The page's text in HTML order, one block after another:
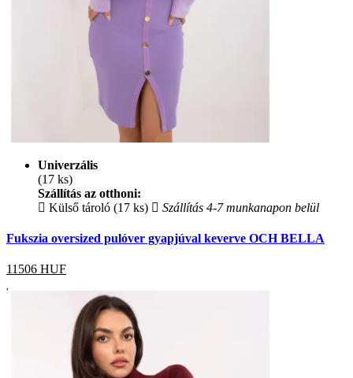
Univerzális
(17 ks)
Szállítás az otthoni:
Külső tároló (17 ks)
Szállítás 4-7 munkanapon belül
Fukszia oversized pulóver gyapjúval keverve OCH BELLA
11506 HUF